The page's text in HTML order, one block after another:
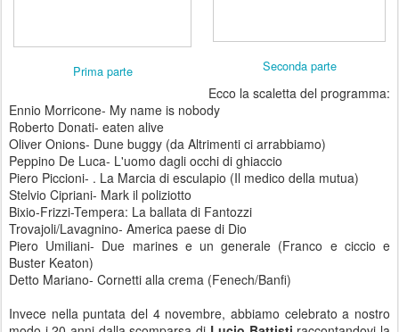
Prima parte Seconda parte
Ecco la scaletta del programma:
Ennio Morricone- My name is nobody
Roberto Donati- eaten alive
Oliver Onions- Dune buggy (da Altrimenti ci arrabbiamo)
Peppino De Luca- L'uomo dagli occhi di ghiaccio
Piero Piccioni- . La Marcia di esculapio (Il medico della mutua)
Stelvio Cipriani- Mark il poliziotto
Bixio-Frizzi-Tempera: La ballata di Fantozzi
Trovajoli/Lavagnino- America paese di Dio
Piero Umiliani- Due marines e un generale (Franco e ciccio e
Buster Keaton)
Detto Mariano- Cornetti alla crema (Fenech/Banfi)
Invece nella puntata del 4 novembre, abbiamo celebrato a nostro